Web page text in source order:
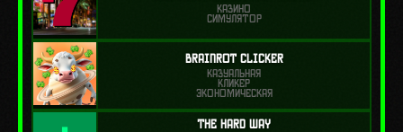
КАЗИНО
СИМУЛЯТОР
Brainrot Clicker
КАЗУАЛЬНАЯ
КЛИКЕР
ЭКОНОМИЧЕСКАЯ
The Hard Way